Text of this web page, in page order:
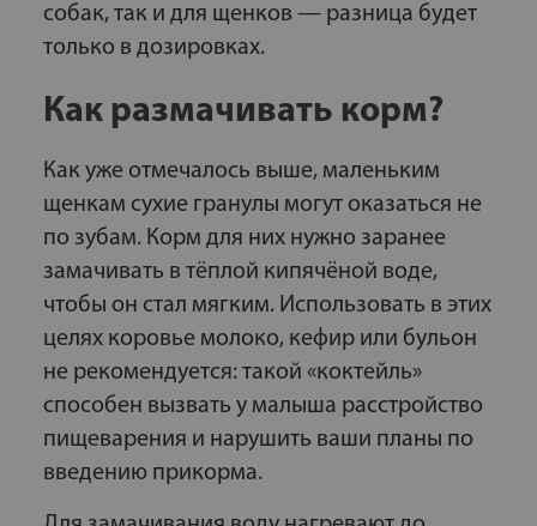
собак, так и для щенков — разница будет
только в дозировках.
Как размачивать корм?
Как уже отмечалось выше, маленьким
щенкам сухие гранулы могут оказаться не
по зубам. Корм для них нужно заранее
замачивать в тёплой кипячёной воде,
чтобы он стал мягким. Использовать в этих
целях коровье молоко, кефир или бульон
не рекомендуется: такой «коктейль»
способен вызвать у малыша расстройство
пищеварения и нарушить ваши планы по
введению прикорма.